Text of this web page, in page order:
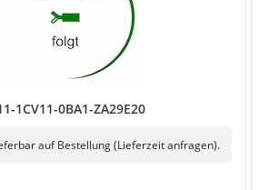
1CV11-0BA1-ZA29E20
auf Bestellung (Lieferzeit anfragen).